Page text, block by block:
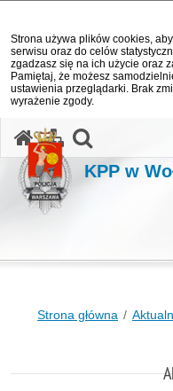
Strona używa plików cookies,
serwisu oraz do celów
zgadzasz się na ich użycie oraz
Pamiętaj, że możesz
ustawienia przeglądarki. Brak
wyrażenie zgody.
KPP w
Strona główna